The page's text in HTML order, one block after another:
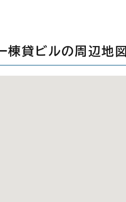
棟貸ビルの周辺地図